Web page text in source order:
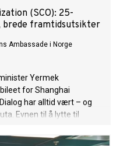
(SCO): 25-
brede framtidsutsikter
Ambassade i Norge
Yermek
for Shanghai
har alltid vært – og
Evnen til å lytte til
i det